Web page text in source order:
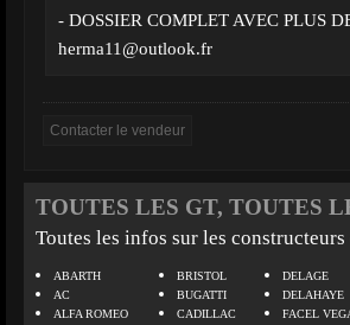
- DOSSIER COMPLET AVEC PLUS
herma11@outlook.fr
TOUTES LES GT, TOUTES
Toutes les infos sur les constructeurs
ABARTH
AC
ALFA ROMEO
BRISTOL
BUGATTI
CADILLAC
DELAGE
DELAHAYE
FACEL